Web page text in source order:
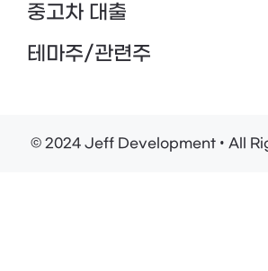
중고차 대출
테마주/관련주
© 2024 Jeff Development • All